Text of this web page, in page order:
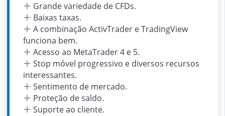
Grande variedade de CFDs.
Baixas taxas.
A combinação ActivTrader e TradingView
funciona bem.
Acesso ao MetaTrader 4 e 5.
Stop móvel progressivo e diversos recursos
interessantes.
Sentimento de mercado.
Proteção de saldo.
Suporte ao cliente.